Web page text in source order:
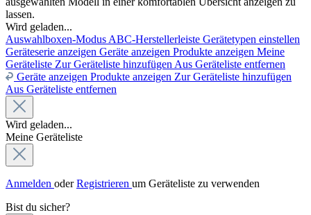
lassen.
Wird geladen...
Auswahlboxen-Modus ABC-Herstellerleiste Gerätetypen einstellen
Geräteserie anzeigen Geräte anzeigen Produkte anzeigen Meine
Geräteliste Zur Geräteliste hinzufügen Aus Geräteliste entfernen
Geräte anzeigen Produkte anzeigen Zur Geräteliste hinzufügen
Aus Geräteliste entfernen
Wird geladen...
Meine Geräteliste
Anmelden oderRegistrieren um Geräteliste zu verwenden
Bist du sicher?